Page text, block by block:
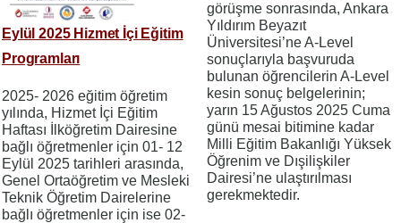
Eylül 2025 Hizmet İçi Eğitim
Programları
2025- 2026 eğitim öğretim
yılında, Hizmet İçi Eğitim
Haftası İlköğretim Dairesine
bağlı öğretmenler için 01- 12
Eylül 2025 tarihleri arasında,
Genel Ortaöğretim ve Mesleki
Teknik Öğretim Dairelerine
bağlı öğretmenler için ise 02-
görüşme sonrasında, Ankara
Yıldırım Beyazıt
Üniversitesi’ne A-Level
sonuçlarıyla başvuruda
bulunan öğrencilerin A-Level
kesin sonuç belgelerinin;
yarın 15 Ağustos 2025 Cuma
günü mesai bitimine kadar
Milli Eğitim Bakanlığı Yüksek
Öğrenim ve Dışilişkiler
Dairesi’ne ulaştırılması
gerekmektedir.